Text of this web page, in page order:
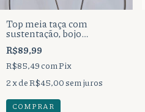
Top meia taça com
sustentação, bojo
removível, alças reguláveis
com amarração nas costas.
R$89,99
R$85,49 comPix
2 x deR$45,00sem juros
COMPRAR